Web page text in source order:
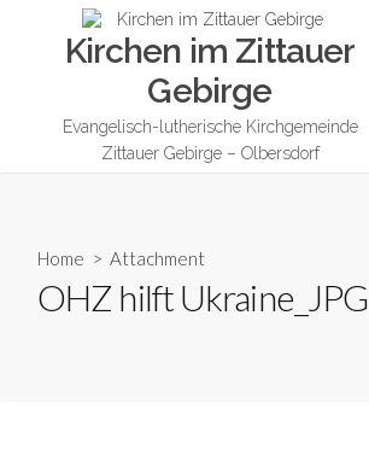
Kirchen im Zittauer
Gebirge
Evangelisch-lutherische Kirchgemeinde
Zittauer Gebirge – Olbersdorf
Home > Attachment
OHZ hilft Ukraine_JPG